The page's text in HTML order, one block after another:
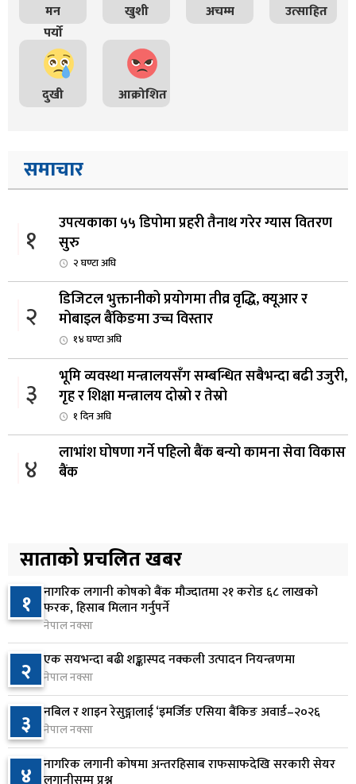
मन
पर्यो
खुशी अचम्म उत्साहित
दुखी आक्रोशित
समाचार
१
उपत्यकाका ५५ डिपोमा प्रहरी तैनाथ गरेर ग्यास वितरण
सुरु
२ घण्टा अघि
२
डिजिटल भुक्तानीको प्रयोगमा तीव्र वृद्धि, क्यूआर र
मोबाइल बैंकिङमा उच्च विस्तार
१४ घण्टा अघि
३
भूमि व्यवस्था मन्त्रालयसँग सम्बन्धित सबैभन्दा बढी उजुरी,
गृह र शिक्षा मन्त्रालय दोस्रो र तेस्रो
१ दिन अघि
४
लाभांश घोषणा गर्ने पहिलो बैंक बन्यो कामना सेवा विकास
बैंक
५
विरोध
२ दिन अघि
६
कोइराला निवास मर्मतका लागि छुट्याइएको २ करोड
बजेट शेखरद्धारा लिन अस्वीकार
२ दिन अघि
७
रूकुम पश्चिममा प्रहरीको गाडीले मोटरसाइकललाई
ठक्कर दिँदा किशोरको मृत्यु
२ दिन अघि
प्रतिनिधिसभा बैठक बस्दै , पाँच विधेयक र प्रतिवेदन
साताको प्रचलित खबर
१ नागरिक लगानी कोषको बैंक मौज्दातमा २१ करोड ६८ लाखको
फरक, हिसाब मिलान गर्नुपर्ने
नेपाल नक्सा
२ एक सयभन्दा बढी शङ्कास्पद नक्कली उत्पादन नियन्त्रणमा
नेपाल नक्सा
३ नबिल र शाइन रेसुङ्गालाई ‘इमर्जिङ एसिया बैंकिङ अवार्ड–२०२६
नेपाल नक्सा
४ नागरिक लगानी कोषमा अन्तरहिसाब राफसाफदेखि सरकारी सेयर